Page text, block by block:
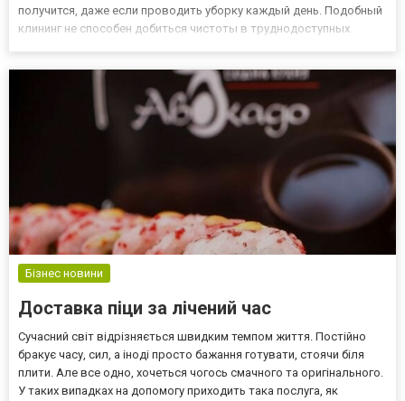
получится, даже если проводить уборку каждый день. Подобный
клининг не способен добиться чистоты в труднодоступных
Бізнес новини
Доставка піци за лічений час
Сучасний світ відрізняється швидким темпом життя. Постійно
бракує часу, сил, а іноді просто бажання готувати, стоячи біля
плити. Але все одно, хочеться чогось смачного та оригінального.
У таких випадках на допомогу приходить така послуга, як